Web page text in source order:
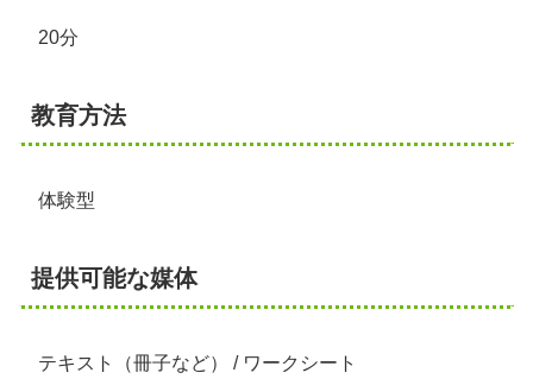
20分
教育方法
体験型
提供可能な媒体
テキスト（冊子など） / ワークシート